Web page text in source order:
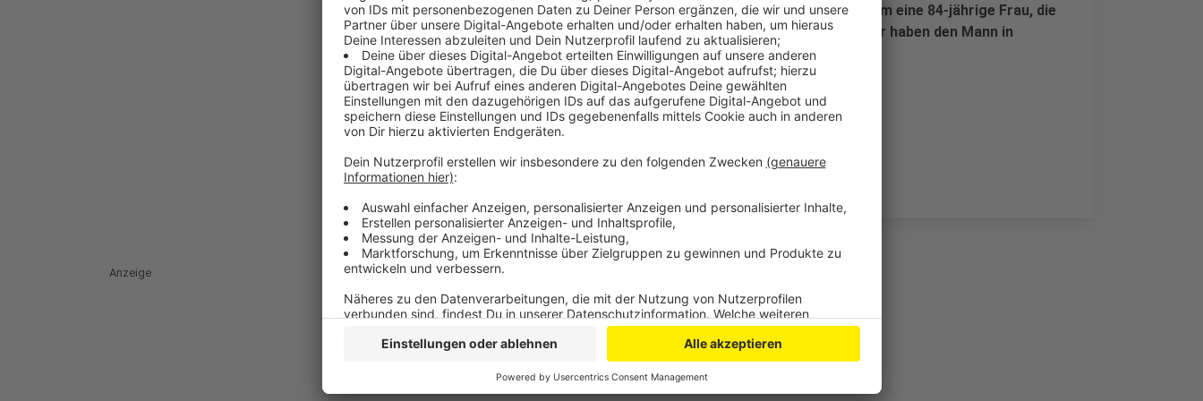
vergangen. Sie soll deutlich älter sein als er selbst. Es geht um eine 84-jährige Frau, die
zum Tatzeitpunkt geschlafen haben soll. Die Klinikmitarbeiter haben den Mann in
flagranti erwischt.
Veröffentlicht:Dienstag, 04.08.2020 09:24
Anzeige
Anzeige